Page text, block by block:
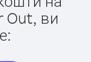
Out, ви